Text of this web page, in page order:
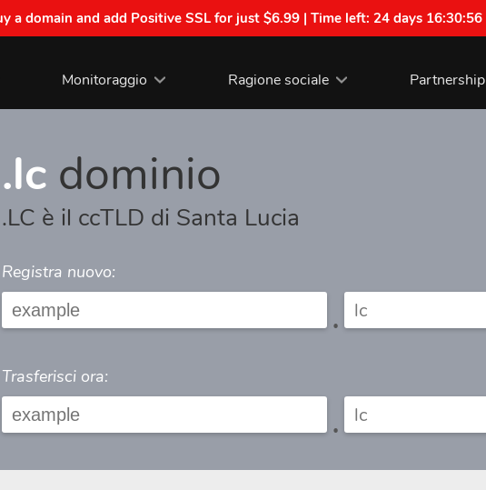
a domain and add Positive SSL for just $6.99 | Time left: 24 days 16:30:55
Monitoraggio Ragione sociale Partnership
.lc dominio
.LC è il ccTLD di Santa Lucia
Registra nuovo:
.
Trasferisci ora:
.